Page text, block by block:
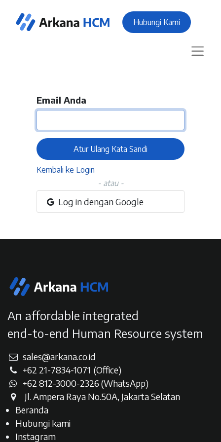
Hubungi Kami
Email Anda
Atur Ulang Kata Sandi
Kembali ke Login
- atau -
Log in dengan Google
An affordable integrated
end-to-end Human Resource system
sales@arkana.co.id
+62 21-7834-1071 (Office)
+62 812-3000-2326 (WhatsApp)
Jl. Ampera Raya No.50A, Jakarta Selatan​
Beranda
Hubungi kami
Instagram